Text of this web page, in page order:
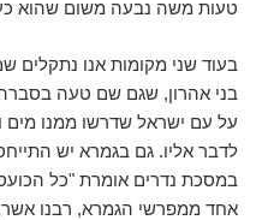
טעות משה נבעה משום שהוא
בעוד שני מקומות אנו
בני אהרון, שגם שם טעה
על עם ישראל שדרשו ממנו
לדבר אליו. גם בגמרא יש
במסכת נדרים אומרת "כל הכועס
אחד ממפרשי הגמרא, רבנו אשר,